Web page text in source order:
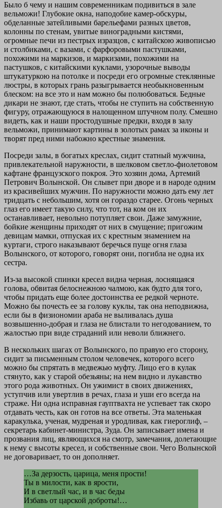
Было б чему и нашим современникам подивиться в зале
вельможи! Глубокие окна, наподобие камер-обскуры,
обделанные затейливыми барельефами разных цветов,
колонны по стенам, увитые виноградными кистями,
огромные печи из пестрых изразцов, с китайскою живописью
и столбиками, с вазами, с фарфоровыми пастушками,
похожими на маркизов, и маркизами, похожими на
пастушков, с китайскими куклами, узорочные выводы
штукатуркою на потолке и посреди его огромные стеклянные
люстры, в которых грань разыгрывается необыкновенным
блеском: на все это и нам можно бы полюбоваться. Бедные
дикари не знают, где стать, чтобы не ступить на собственную
фигуру, отражающуюся в налощенном штучном полу. Смешно
видеть, как и наши простодушные предки, входя в залу
вельможи, принимают картины в золотых рамах за иконы и
творят пред ними набожно крестные знамения.
Посреди залы, в богатых креслах, сидит статный мужчина,
привлекательной наружности, в шелковом светло-фиолетовом
кафтане французского покроя. Это хозяин дома, Артемий
Петрович Волынской. Он слывет при дворе и в народе одним
из красивейших мужчин. По наружности можно дать ему лет
тридцать с небольшим, хотя он гораздо старее. Огонь черных
глаз его имеет такую силу, что тот, на ком он их
останавливает, невольно потупляет свои. Даже замужние,
бойкие женщины приходят от них в смущение; пригожим
девицам мамки, отпуская их с крестным знамением на
куртаги, строго наказывают беречься пуще огня глаза
Волынского, от которого, говорят они, погибла не одна их
сестра.
Из-за высокой спинки кресел видна черная, лоснящаяся
голова, обвитая белоснежною чалмою, как будто для того,
чтобы придать еще более достоинства ее редкой черноте.
Можно бы почесть ее за голову куклы, так она неподвижна,
если бы в физиономии араба не выливалась душа
возвышенно-добрая и глаза не блистали то негодованием, то
жалостью при виде страданий или неволи ближнего.
В нескольких шагах от Волынского, по правую его сторону,
сидит за письменным столом человечек, которого всего
можно бы спрятать в медвежью муфту. Лицо его в кулак
стянуто, как у старой обезьяны; на нем видно и лукавство
этого рода животных. Он ужимист в своих движениях,
уступчив или увертлив в речах, глаза и уши его всегда на
страже. Ни одна исправная гауптвахта не успевает так скоро
отдавать честь, как он готов на все ответы. Эта маленькая
каракулька, ученая, мудреная и уродливая, как гиероглиф, –
секретарь кабинет-министра, Зуда. Он записывает имена и
прозвания лиц, являющихся на смотр, замечания, долетающие
к нему с высоты кресел, и собственные свои. Чего Волынской
не договаривает, то он дополняет.
…За дерзость, царица, меня прости!
Ты в милости, как в ярости,
И в светлый час, и в час беды
Избавь от царской доброты!…